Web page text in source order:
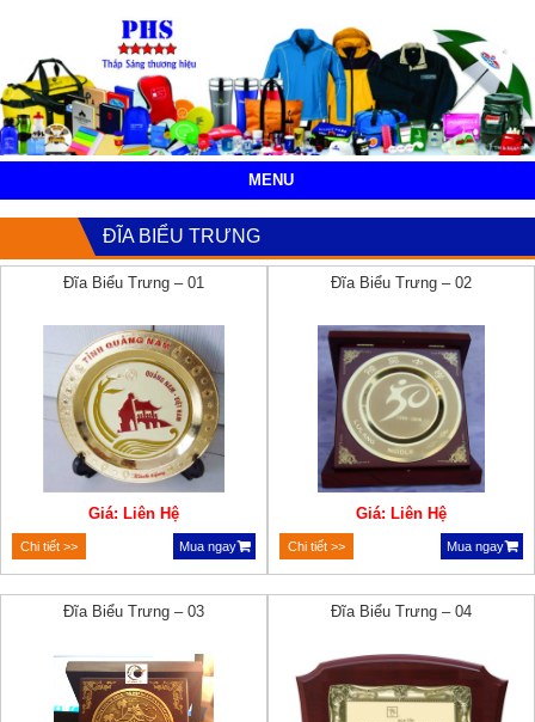
MENU
ĐĨA BIỂU TRƯNG
Đĩa Biểu Trưng – 01
Giá: Liên Hệ
Chi tiết >> Mua ngay
Đĩa Biểu Trưng – 02
Giá: Liên Hệ
Chi tiết >> Mua ngay
Đĩa Biểu Trưng – 03 Đĩa Biểu Trưng – 04